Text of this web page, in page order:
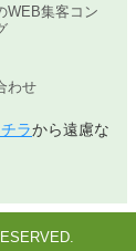
WEB集客コン
わせ
ラから遠慮な